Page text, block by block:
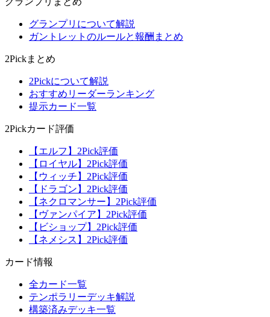
グランプリについて解説
ガントレットのルールと報酬まとめ
2Pickまとめ
2Pickについて解説
おすすめリーダーランキング
提示カード一覧
2Pickカード評価
【エルフ】2Pick評価
【ロイヤル】2Pick評価
【ウィッチ】2Pick評価
【ドラゴン】2Pick評価
【ネクロマンサー】2Pick評価
【ヴァンパイア】2Pick評価
【ビショップ】2Pick評価
【ネメシス】2Pick評価
カード情報
全カード一覧
テンポラリーデッキ解説
構築済みデッキ一覧